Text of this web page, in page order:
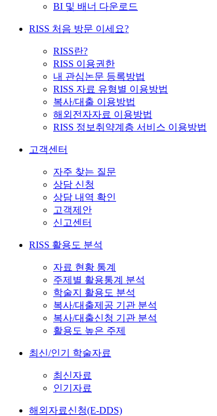
BI 및 배너 다운로드
RISS 처음 방문 이세요?
RISS란?
RISS 이용권한
내 관심논문 등록방법
RISS 자료 유형별 이용방법
복사/대출 이용방법
해외전자자료 이용방법
RISS 정보취약계층 서비스 이용방법
고객센터
자주 찾는 질문
상담 신청
상담 내역 확인
고객제안
신고센터
RISS 활용도 분석
자료 현황 통계
주제별 활용통계 분석
학술지 활용도 분석
복사/대출제공 기관 분석
복사/대출신청 기관 분석
활용도 높은 주제
최신/인기 학술자료
최신자료
인기자료
해외자료신청(E-DDS)